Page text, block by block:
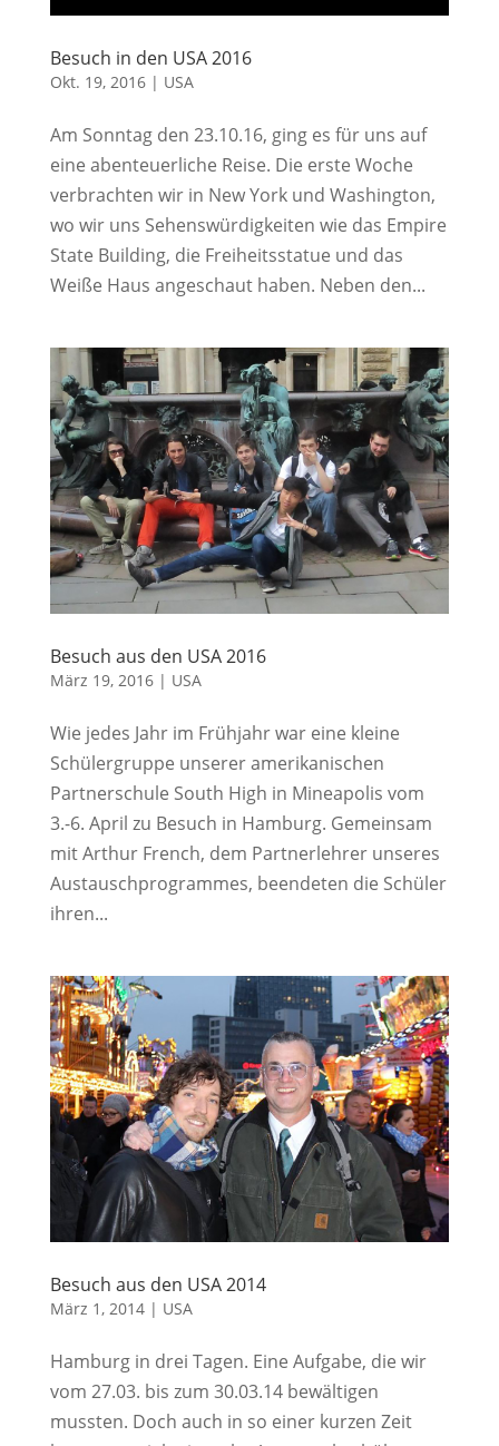
Besuch in den USA 2016
Okt. 19, 2016| USA
Am Sonntag den 23.10.16, ging es für uns auf
eine abenteuerliche Reise. Die erste Woche
verbrachten wir in New York und Washington,
wo wir uns Sehenswürdigkeiten wie das Empire
State Building, die Freiheitsstatue und das
Weiße Haus angeschaut haben. Neben den...
Besuch aus den USA 2016
März 19, 2016| USA
Wie jedes Jahr im Frühjahr war eine kleine
Schülergruppe unserer amerikanischen
Partnerschule South High in Mineapolis vom
3.-6. April zu Besuch in Hamburg. Gemeinsam
mit Arthur French, dem Partnerlehrer unseres
Austauschprogrammes, beendeten die Schüler
ihren...
Besuch aus den USA 2014
März 1, 2014| USA
Hamburg in drei Tagen. Eine Aufgabe, die wir
vom 27.03. bis zum 30.03.14 bewältigen
mussten. Doch auch in so einer kurzen Zeit